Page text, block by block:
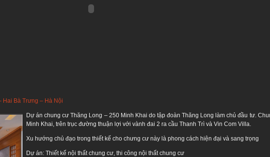
Hai Bà Trưng – Hà Nội
Dự án chung cư Thăng Long – 250 Minh Khai do tập đoàn Thăng Long làm chủ đầu tư.
Minh Khai, trên trục đường thuận lợi với vành đai 2 ra cầu Thanh Trì và Vin Com Villa.
Xu hướng chủ đạo trong thiết kế cho chưng cư này là phong cách hiện đại và sang trọng
Dự án: Thiết kế nội thất chung cư, thi công nội thất chung cư